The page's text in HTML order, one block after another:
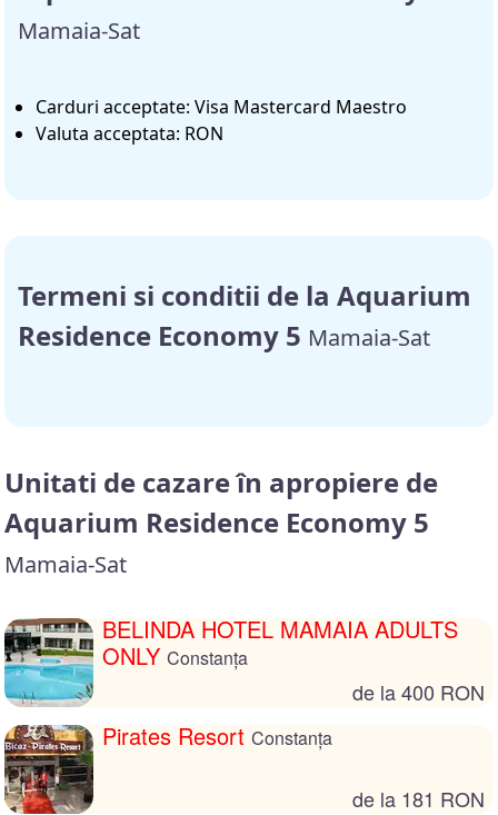
Mamaia-Sat
Carduri acceptate: Visa Mastercard Maestro
Valuta acceptata: RON
Termeni si conditii de la Aquarium
Residence Economy 5 Mamaia-Sat
Unitati de cazare în apropiere de
Aquarium Residence Economy 5
Mamaia-Sat
BELINDA HOTEL MAMAIA ADULTS
ONLY Constanța
de la 400 RON
Pirates Resort Constanța
de la 181 RON